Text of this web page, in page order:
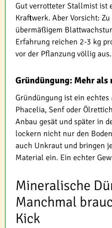
Gut verrotteter Stallmist ist
Kraftwerk. Aber Vorsicht:
übermäßigem
Erfahrung reichen 2-3 kg
vor der Pflanzung völlig aus.
Gründüngung: Mehr
Gründüngung ist ein
Phacelia, Senf oder
Anbau gesät und später in
lockern nicht nur den
auch Unkraut und bringen
Material ein. Ein echter
Mineralische
Manchmal
Kick